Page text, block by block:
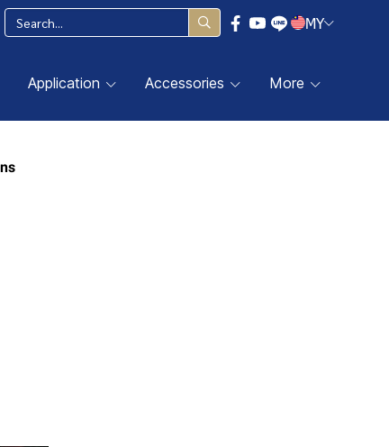
MY
Application Accessories More